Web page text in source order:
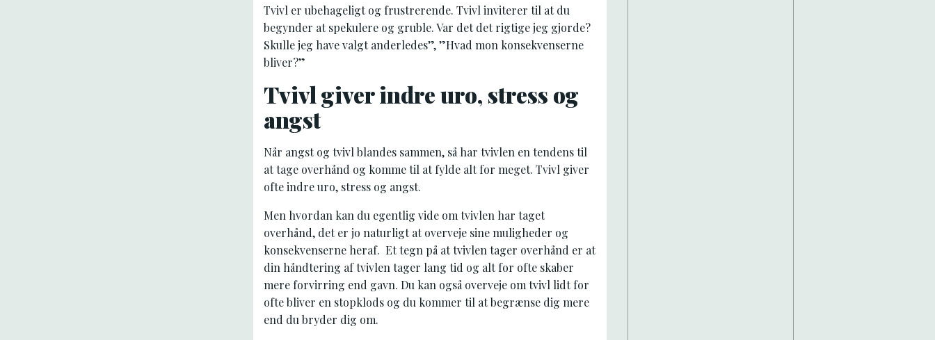
Tvivl er ubehageligt og frustrerende. Tvivl inviterer til at du
begynder at spekulere og gruble. Var det det rigtige jeg gjorde?
Skulle jeg have valgt anderledes”, ”Hvad mon konsekvenserne
bliver?”
Tvivl giver indre uro, stress og
angst
Når angst og tvivl blandes sammen, så har tvivlen en tendens til
at tage overhånd og komme til at fylde alt for meget. Tvivl giver
ofte indre uro, stress og angst.
Men hvordan kan du egentlig vide om tvivlen har taget
overhånd, det er jo naturligt at overveje sine muligheder og
konsekvenserne heraf. Et tegn på at tvivlen tager overhånd er at
din håndtering af tvivlen tager lang tid og alt for ofte skaber
mere forvirring end gavn. Du kan også overveje om tvivl lidt for
ofte bliver en stopklods og du kommer til at begrænse dig mere
end du bryder dig om.